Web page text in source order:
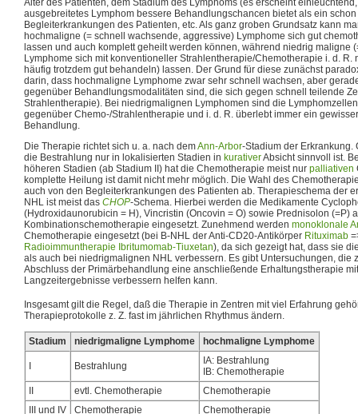
Alter des Patienten, dem Stadium des Lymphoms (es erscheint
ausgebreitetes Lymphom bessere Behandlungschancen bietet als ein
Begleiterkrankungen des Patienten, etc. Als ganz groben Grundsatz kann
hochmaligne (= schnell wachsende, aggressive) Lymphome sich gut
lassen und auch komplett geheilt werden können, während niedrig maligne
Lymphome sich mit konventioneller Strahlentherapie/Chemotherapie i. d. R.
häufig trotzdem gut behandeln) lassen. Der Grund für diese zunächst
darin, dass hochmaligne Lymphome zwar sehr schnell wachsen, aber
gegenüber Behandlungsmodalitäten sind, die sich gegen schnell teilende
Strahlentherapie). Bei niedrigmalignen Lymphomen sind die
gegenüber Chemo-/Strahlentherapie und i. d. R. überlebt immer ein
Behandlung.
Die Therapie richtet sich u. a. nach demAnn-Arbor-Stadium der Erkrankung.
die Bestrahlung nur in lokalisierten Stadien in kurativerAbsicht sinnvoll ist.
höheren Stadien (ab Stadium II) hat die Chemotherapie meist nur palliativen
komplette Heilung ist damit nicht mehr möglich. Die Wahl des
auch von den Begleiterkrankungen des Patienten ab. Therapieschema der
NHL ist meist das CHOP-Schema. Hierbei werden die Medikamente
(Hydroxidaunorubicin = H), Vincristin (Oncovin = O) sowie Prednisolon (=P)
Kombinationschemotherapie eingesetzt. Zunehmend werden monoklonale
Chemotherapie eingesetzt (bei B-NHL der Anti-CD20-Antikörper Rituximab
Radioimmuntherapie Ibritumomab-Tiuxetan), da sich gezeigt hat, dass sie
als auch bei niedrigmalignen NHL verbessern. Es gibt Untersuchungen, die
Abschluss der Primärbehandlung eine anschließende Erhaltungstherapie
Langzeitergebnisse verbessern helfen kann.
Insgesamt gilt die Regel, daß die Therapie in Zentren mit viel Erfahrung
Therapieprotokolle z. Z. fast im jährlichen Rhythmus ändern.
Stadium niedrigmaligne Lymphome hochmaligne Lymphome
Bestrahlung
IA: Bestrahlung
IB: Chemotherapie
evtl. Chemotherapie
Chemotherapie
III und IV
Chemotherapie Chemotherapie